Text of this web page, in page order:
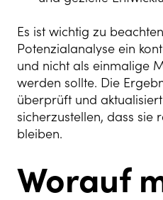
Es ist wichtig zu
Potenzialanalyse ein
und nicht als einmalige
werden sollte. Die
überprüft und
sicherzustellen, dass sie
bleiben.
Worauf